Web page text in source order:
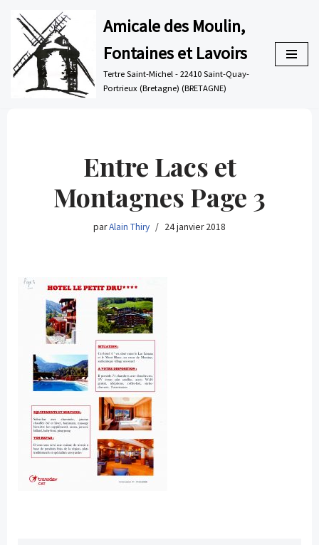
Aller
au
contenu
Amicale des Moulin,
Fontaines et Lavoirs
Tertre Saint-Michel - 22410 Saint-Quay-
Portrieux (Bretagne) (BRETAGNE)
Entre Lacs et
Montagnes Page 3
parAlain Thiry 24 janvier 2018